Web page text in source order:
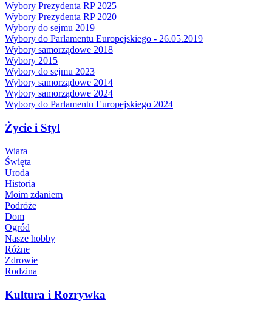
Wybory Prezydenta RP 2025
Wybory Prezydenta RP 2020
Wybory do sejmu 2019
Wybory do Parlamentu Europejskiego - 26.05.2019
Wybory samorządowe 2018
Wybory 2015
Wybory do sejmu 2023
Wybory samorządowe 2014
Wybory samorządowe 2024
Wybory do Parlamentu Europejskiego 2024
Życie i Styl
Wiara
Święta
Uroda
Historia
Moim zdaniem
Podróże
Dom
Ogród
Nasze hobby
Różne
Zdrowie
Rodzina
Kultura i Rozrywka